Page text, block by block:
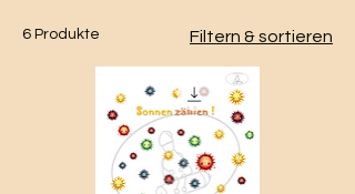
6 Produkte Filtern & sortieren